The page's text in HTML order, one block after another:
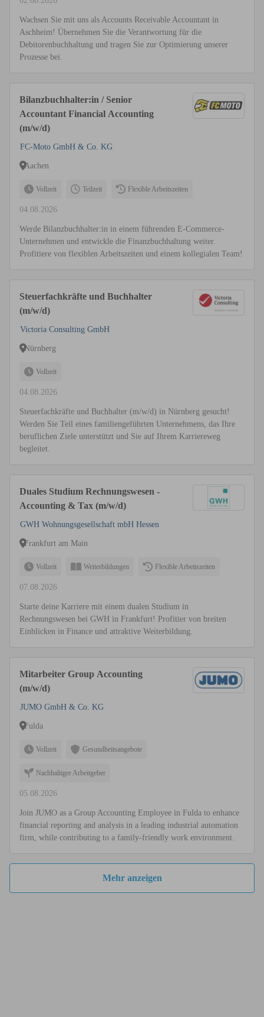
Wachsen Sie mit uns als Accounts Receivable Accountant in
Aschheim! Übernehmen Sie die Verantwortung für die
Debitorenbuchhaltung und tragen Sie zur Optimierung unserer
Prozesse bei.
Bilanzbuchhalter:in / Senior
Accountant Financial Accounting
(m/w/d)
FC-Moto GmbH & Co. KG
Aachen
Vollzeit Teilzeit Flexible Arbeitszeiten
04.08.2026
Werde Bilanzbuchhalter:in in einem führenden E-Commerce-
Unternehmen und entwickle die Finanzbuchhaltung weiter.
Profitiere von flexiblen Arbeitszeiten und einem kollegialen Team!
Steuerfachkräfte und Buchhalter
(m/w/d)
Victoria Consulting GmbH
Nürnberg
Vollzeit
04.08.2026
Steuerfachkräfte und Buchhalter (m/w/d) in Nürnberg gesucht!
Werden Sie Teil eines familiengeführten Unternehmens, das Ihre
beruflichen Ziele unterstützt und Sie auf Ihrem Karriereweg
begleitet.
Duales Studium Rechnungswesen -
Accounting & Tax (m/w/d)
GWH Wohnungsgesellschaft mbH Hessen
Frankfurt am Main
Vollzeit Weiterbildungen Flexible Arbeitszeiten
07.08.2026
Starte deine Karriere mit einem dualen Studium in
Rechnungswesen bei GWH in Frankfurt! Profitier von breiten
Einblicken in Finance und attraktive Weiterbildung.
Mitarbeiter Group Accounting
(m/w/d)
JUMO GmbH & Co. KG
Fulda
Vollzeit Gesundheitsangebote
Nachhaltiger Arbeitgeber
05.08.2026
Join JUMO as a Group Accounting Employee in Fulda to enhance
financial reporting and analysis in a leading industrial automation
firm, while contributing to a family-friendly work environment.
Mehr anzeigen